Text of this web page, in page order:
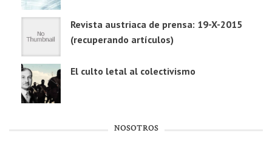
Revista austriaca de prensa: 19-X-2015
(recuperando artículos)
El culto letal al colectivismo
NOSOTROS